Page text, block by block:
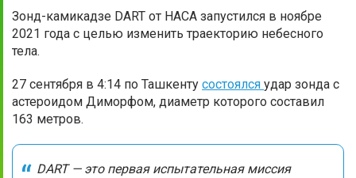
Зонд-камикадзе DART от НАСА запустился в ноябре
2021 года с целью изменить траекторию небесного
тела.
27 сентября в 4:14 по Ташкенту состоялся удар зонда с
астероидом Диморфом, диаметр которого составил
163 метров.
DART — это первая испытательная миссия